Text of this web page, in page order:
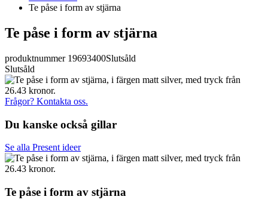
Te påse i form av stjärna
Te påse i form av stjärna
produktnummer 19693400Slutsåld
Slutsåld
Frågor? Kontakta oss.
Du kanske också gillar
Se alla Present ideer
Te påse i form av stjärna